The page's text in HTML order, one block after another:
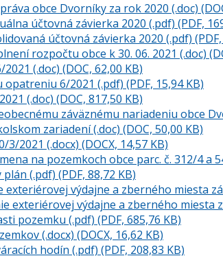
obce Dvorníky za rok 2020 (.doc)
účtovná závierka 2020 (.pdf) (PDF,
účtovná závierka 2020 (.pdf) (PDF,
rozpočtu obce k 30. 06. 2021 (.doc)
(.doc) (DOC, 62,00 KB)
6/2021 (.pdf) (PDF, 15,94 KB)
(.doc) (DOC, 817,50 KB)
záväznému nariadeniu obce
zariadení (.doc) (DOC, 50,00 KB)
2021 (.docx) (DOCX, 14,57 KB)
na pozemkoch obce parc. č. 312/4 a
(.pdf) (PDF, 88,72 KB)
výdajne a zberného miesta
exteriérovej výdajne a zberného miesta
pozemku (.pdf) (PDF, 685,76 KB)
(.docx) (DOCX, 16,62 KB)
hodín (.pdf) (PDF, 208,83 KB)